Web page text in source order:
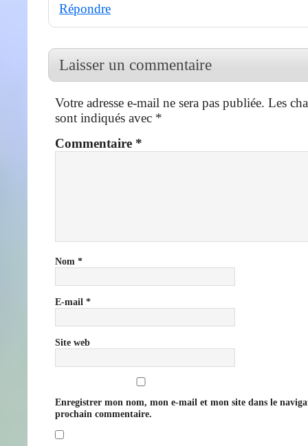
Répondre
Laisser un commentaire
Votre adresse e-mail ne sera pas publiée. Les
sont indiqués avec *
Commentaire *
Nom *
E-mail *
Site web
Enregistrer mon nom, mon e-mail et mon site dans le
prochain commentaire.